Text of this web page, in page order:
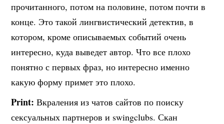
прочитанного, потом на половине, потом почти в
конце. Это такой лингвистический детектив, в
котором, кроме описываемых событий очень
интересно, куда выведет автор. Что все плохо
понятно с первых фраз, но интересно именно
какую форму примет это плохо.
Print: Вкраления из чатов сайтов по поиску
сексуальных партнеров и swingclubs. Скан